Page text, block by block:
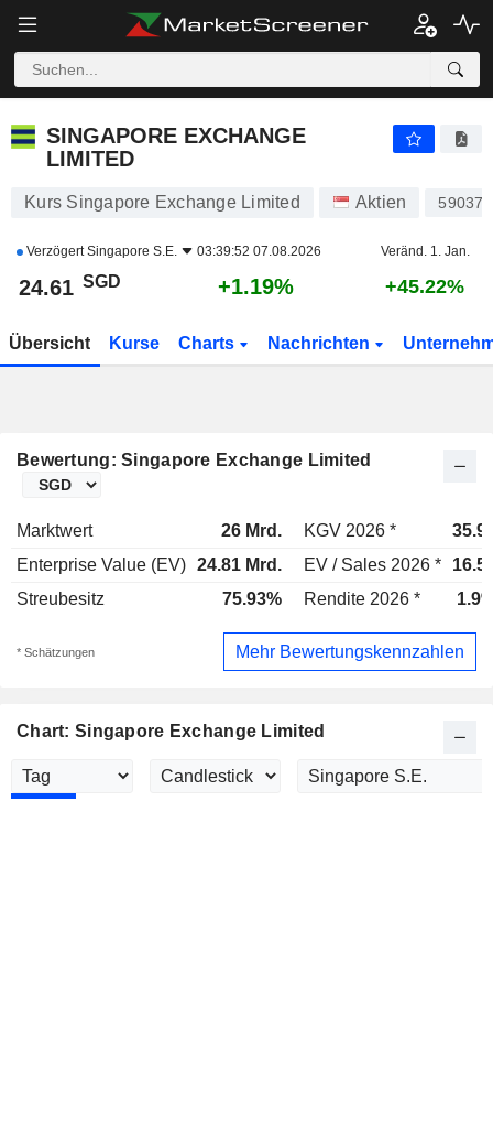
SINGAPORE EXCHANGE
LIMITED
Kurs Singapore Exchange Limited Aktien 590379
VerzögertSingapore S.E. 03:39:52 07.08.2026 Veränd. 1. Jan.
24.61 SGD +1.19% +45.22%
Übersicht Kurse Charts Nachrichten
Bewertung: Singapore Exchange Limited
Marktwert 26 Mrd. KGV 2026 *
Enterprise Value (EV) 24.81 Mrd. EV / Sales 2026 *
Streubesitz
75.93% Rendite 2026 *
* Schätzungen Mehr Bewertungskennzahlen
Chart: Singapore Exchange Limited